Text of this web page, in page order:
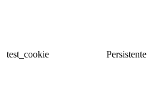
test_cookie Persistente